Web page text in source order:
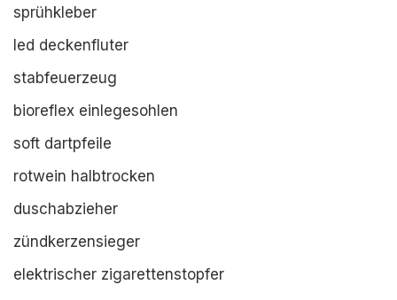
sprühkleber
led deckenfluter
stabfeuerzeug
bioreflex einlegesohlen
soft dartpfeile
rotwein halbtrocken
duschabzieher
zündkerzensieger
elektrischer zigarettenstopfer